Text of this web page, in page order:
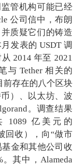
管机构可能已经
公司信中，布朗
质疑它们的铸造
发表的 USDT 调
2014 年至 2021
与 Tether 相关的
前存在的八个区块
）、以太坊、波
。调查结果
1089 亿美元的
回收），向“做市
基金和其他公司收
其中，Alameda